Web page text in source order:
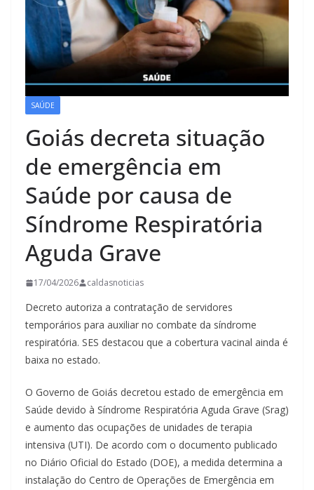
SAÚDE
Goiás decreta situação
de emergência em
Saúde por causa de
Síndrome Respiratória
Aguda Grave
17/04/2026 caldasnoticias
Decreto autoriza a contratação de servidores
temporários para auxiliar no combate da síndrome
respiratória. SES destacou que a cobertura vacinal ainda é
baixa no estado.
O Governo de Goiás decretou estado de emergência em
Saúde devido à Síndrome Respiratória Aguda Grave (Srag)
e aumento das ocupações de unidades de terapia
intensiva (UTI). De acordo com o documento publicado
no Diário Oficial do Estado (DOE), a medida determina a
instalação do Centro de Operações de Emergência em